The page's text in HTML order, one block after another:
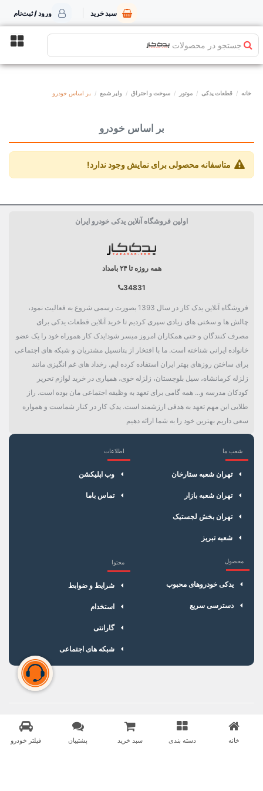
سبد خرید ورود / ثبت‌نام
جستجو در محصولات
خانه دسته بندی سبد خرید پشتیبان فیلتر خودرو
خانه قطعات یدکی موتور سوخت و احتراق وایر شمع بر اساس خودرو
بر اساس خودرو
متاسفانه محصولی برای نمایش وجود ندارد!
اولین فروشگاه آنلاین یدکی خودرو ایران
همه روزه تا ۲۴ بامداد
34831
فروشگاه آنلاین یدک کار در سال 1393 بصورت رسمی شروع به فعالیت نمود،
چالش ها و سختی های زیادی سپری کردیم تا خرید آنلاین قطعات یدکی برای
مصرف کنندگان و حتی همکاران امروز میسر شود!یدک کار هموراه خود را یک عضو
خانواده ایرانی شناخته است. ما با افتخار از پتانسیل مشتریان و شبکه های اجتماعی
برای ساختن روزهای بهتر ایران استفاده کرده ایم. رخداد های غم انگیزی مانند
زلزله کرمانشاه، سیل بلوچستان، زلزله خوی، همیاری در خرید لوازم تحریر
کودکان مدرسه و... همه گامی برای تعهد به وظیفه اجتماعی مان بوده است. راز
طلایی این مهم تعهد به هدفی ارزشمند است. یدک کار در کنار شماست و همواره
سعی داریم بهترین خود را به شما ارائه دهیم
شعب ما
تهران شعبه ستارخان
تهران شعبه بازار
تهران بخش لجستیک
شعبه تبریز
اطلاعات
وب اپلیکشن
تماس باما
محصول
یدکی خودروهای محبوب
دسترسی سریع
محتوا
شرایط و ضوابط
استخدام
گارانتی
شبکه های اجتماعی
×